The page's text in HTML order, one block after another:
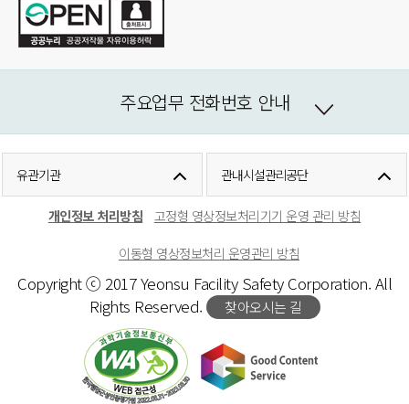
주요업무 전화번호 안내
유관기관 관내시설관리공단
개인정보 처리방침
고정형 영상정보처리기기 운영 관리 방침
이동형 영상정보처리 운영관리 방침
Copyright ⓒ 2017 Yeonsu Facility Safety Corporation. All
Rights Reserved.
찾아오시는 길